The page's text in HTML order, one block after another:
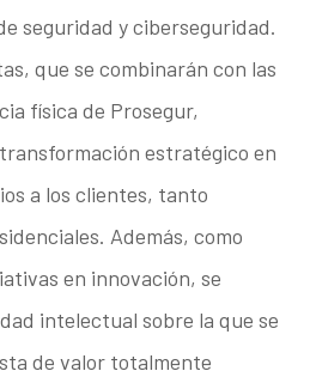
seguridad y ciberseguridad.
que se combinarán con las
física de Prosegur,
estratégico en
a los clientes, tanto
Además, como
en innovación, se
intelectual sobre la que se
de valor totalmente